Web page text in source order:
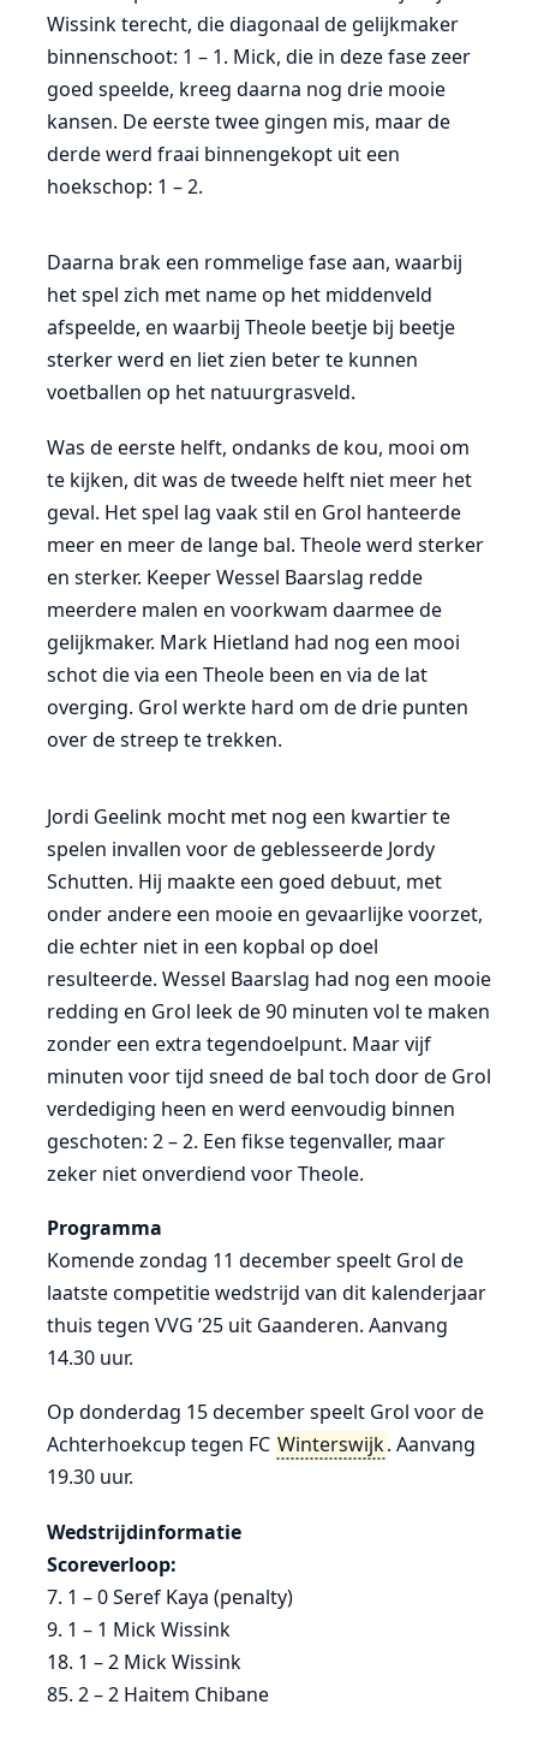
Wissink terecht, die diagonaal de gelijkmaker
binnenschoot: 1 – 1. Mick, die in deze fase zeer
goed speelde, kreeg daarna nog drie mooie
kansen. De eerste twee gingen mis, maar de
derde werd fraai binnengekopt uit een
hoekschop: 1 – 2.
Daarna brak een rommelige fase aan, waarbij
het spel zich met name op het middenveld
afspeelde, en waarbij Theole beetje bij beetje
sterker werd en liet zien beter te kunnen
voetballen op het natuurgrasveld.
Was de eerste helft, ondanks de kou, mooi om
te kijken, dit was de tweede helft niet meer het
geval. Het spel lag vaak stil en Grol hanteerde
meer en meer de lange bal. Theole werd sterker
en sterker. Keeper Wessel Baarslag redde
meerdere malen en voorkwam daarmee de
gelijkmaker. Mark Hietland had nog een mooi
schot die via een Theole been en via de lat
overging. Grol werkte hard om de drie punten
over de streep te trekken.
Jordi Geelink mocht met nog een kwartier te
spelen invallen voor de geblesseerde Jordy
Schutten. Hij maakte een goed debuut, met
onder andere een mooie en gevaarlijke voorzet,
die echter niet in een kopbal op doel
resulteerde. Wessel Baarslag had nog een mooie
redding en Grol leek de 90 minuten vol te maken
zonder een extra tegendoelpunt. Maar vijf
minuten voor tijd sneed de bal toch door de Grol
verdediging heen en werd eenvoudig binnen
geschoten: 2 – 2. Een fikse tegenvaller, maar
zeker niet onverdiend voor Theole.
Programma
Komende zondag 11 december speelt Grol de
laatste competitie wedstrijd van dit kalenderjaar
thuis tegen VVG ’25 uit Gaanderen. Aanvang
14.30 uur.
Op donderdag 15 december speelt Grol voor de
Achterhoekcup tegen FC Winterswijk. Aanvang
19.30 uur.
Wedstrijdinformatie
Scoreverloop:
7. 1 – 0 Seref Kaya (penalty)
9. 1 – 1 Mick Wissink
18. 1 – 2 Mick Wissink
85. 2 – 2 Haitem Chibane